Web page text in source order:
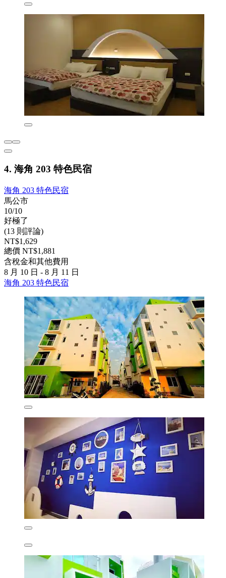
4. 海角 203 特色民宿
海角 203 特色民宿
馬公市
10/10
好極了
(13 則評論)
NT$1,629
總價 NT$1,881
含稅金和其他費用
8 月 10 日 - 8 月 11 日
海角 203 特色民宿